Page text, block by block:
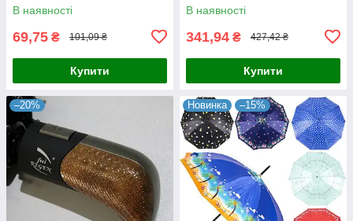
В наявності
69,75 ₴ 101,09 ₴
Купити
В наявності
341,94 ₴ 427,42 ₴
Купити
–20% Новинка –15%